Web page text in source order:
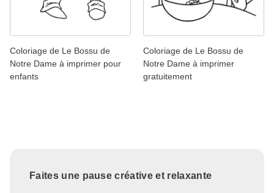
Coloriage de Le Bossu de
Notre Dame à imprimer pour
enfants
Coloriage de Le Bossu de
Notre Dame à imprimer
gratuitement
Faites une pause créative et relaxante